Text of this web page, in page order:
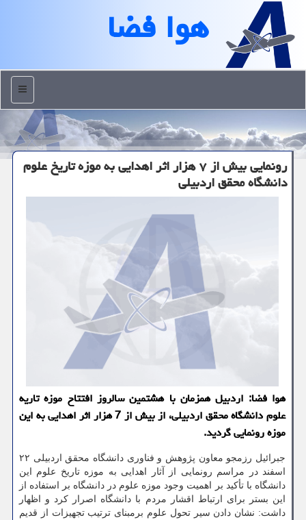
هوا فضا
منو
رونمایی بیش از ۷ هزار اثر اهدایی به موزه تاریخ علوم
دانشگاه محقق اردبیلی
هوا فضا: اردبیل همزمان با هشتمین سالروز افتتاح موزه تاریه
علوم دانشگاه محقق اردبیلی، از بیش از 7 هزار اثر اهدایی به این
موزه رونمایی گردید.
جبرائیل رزمجو معاون پژوهش و فناوری دانشگاه محقق اردبیلی ۲۲
اسفند در مراسم رونمایی از آثار اهدایی به موزه تاریخ علوم این
دانشگاه با تأکید بر اهمیت وجود موزه علوم در دانشگاه بر استفاده از
این بستر برای ارتباط اقشار مردم با دانشگاه اصرار کرد و اظهار
داشت: نشان دادن سیر تحول علوم برمبنای ترتیب تجهیزات از قدیم